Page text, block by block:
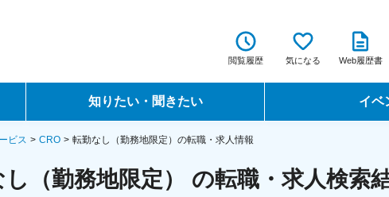
閲覧履歴 気になる Web履歴書
知りたい・聞きたい
転職ノウハウ
データで見る転職
イベ
転職フェア
ビス CRO 転勤なし（勤務地限定）の転職・求人情報
（勤務地限定） の転職・求人検索